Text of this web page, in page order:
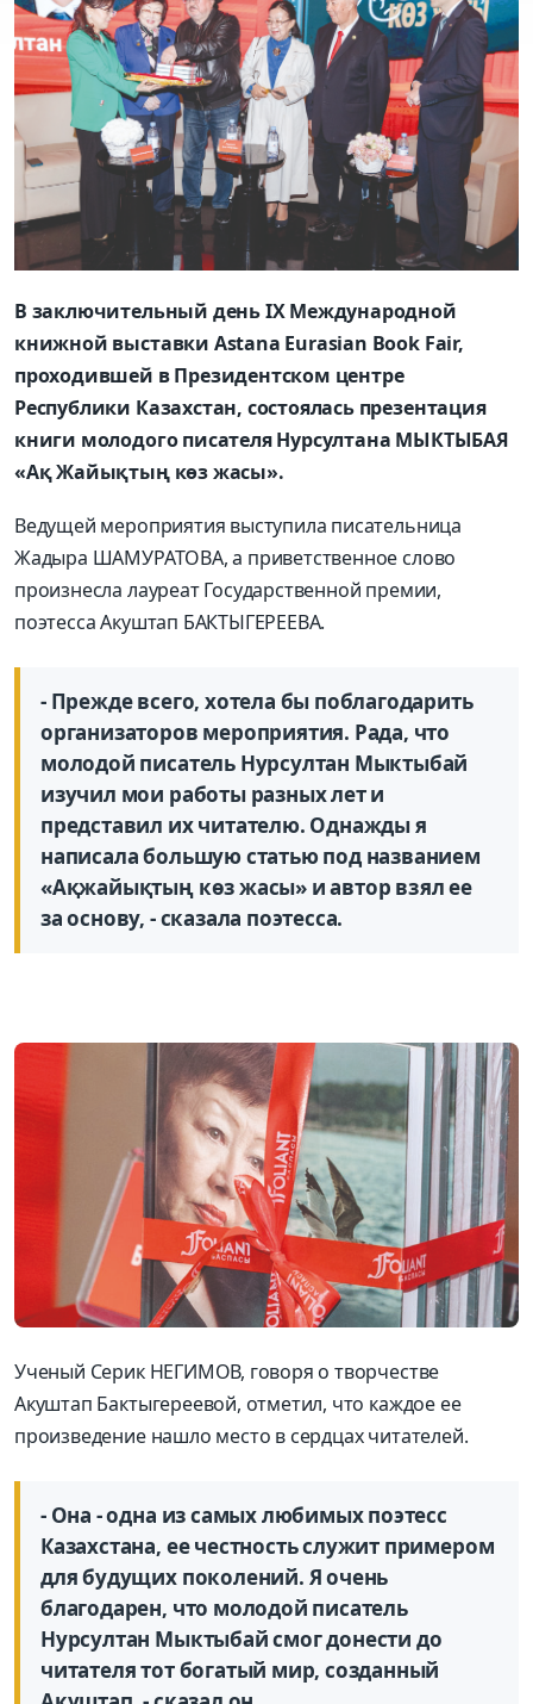
В заключительный день IX Международной
книжной выставки Astana Eurasian Book Fair,
проходившей в Президентском центре
Республики Казахстан, состоялась презентация
книги молодого писателя Нурсултана МЫКТЫБАЯ
«Ақ Жайықтың көз жасы».
Ведущей мероприятия выступила писательница
Жадыра ШАМУРАТОВА, а приветственное слово
произнесла лауреат Государственной премии,
поэтесса Акуштап БАКТЫГЕРЕЕВА.
- Прежде всего, хотела бы поблагодарить
организаторов мероприятия. Рада, что
молодой писатель Нурсултан Мыктыбай
изучил мои работы разных лет и
представил их читателю. Однажды я
написала большую статью под названием
«Ақжайықтың көз жасы» и автор взял ее
за основу, - сказала поэтесса.
Ученый Серик НЕГИМОВ, говоря о творчестве
Акуштап Бактыгереевой, отметил, что каждое ее
произведение нашло место в сердцах читателей.
- Она - одна из самых любимых поэтесс
Казахстана, ее честность служит примером
для будущих поколений. Я очень
благодарен, что молодой писатель
Нурсултан Мыктыбай смог донести до
читателя тот богатый мир, созданный